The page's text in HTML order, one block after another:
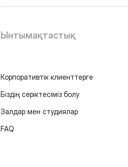
Ынтымақтастық
Корпоративтік клиенттерге
Біздің серіктесіміз болу
Залдар мен студиялар
FAQ